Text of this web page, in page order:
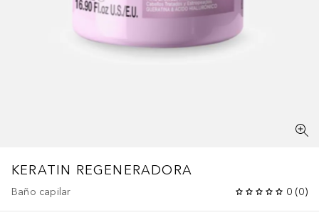
KERATIN REGENERADORA
Baño capilar 0 (0)